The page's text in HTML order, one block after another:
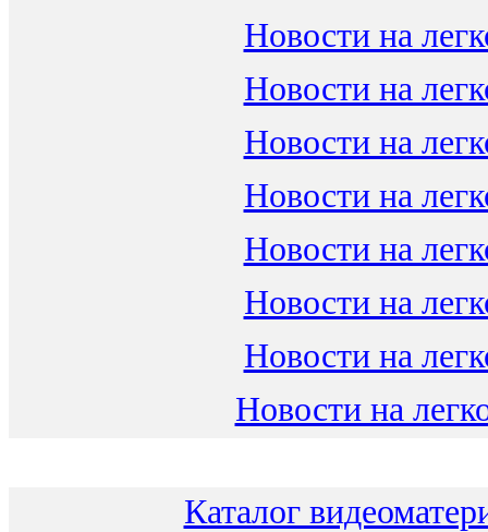
Новости на
Новости на
Новости на
Новости на
Новости на
Новости на
Новости на
Новости на
Каталог